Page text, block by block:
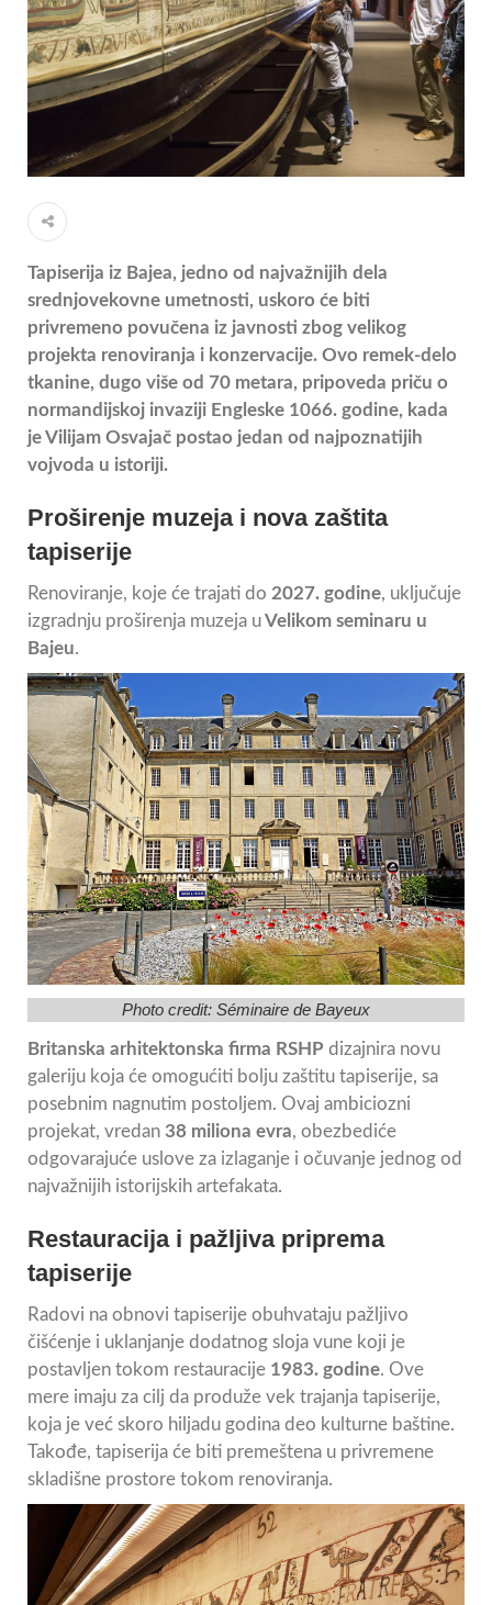
Tapiserija iz Bajea, jedno od najvažnijih dela
srednjovekovne umetnosti, uskoro će biti
privremeno povučena iz javnosti zbog velikog
projekta renoviranja i konzervacije. Ovo remek-delo
tkanine, dugo više od 70 metara, pripoveda priču o
normandijskoj invaziji Engleske 1066. godine, kada
je Vilijam Osvajač postao jedan od najpoznatijih
vojvoda u istoriji.
Proširenje muzeja i nova zaštita
tapiserije
Renoviranje, koje će trajati do 2027. godine, uključuje
izgradnju proširenja muzeja uVelikom seminaru u
Bajeu.
Photo credit: Séminaire de Bayeux
Britanska arhitektonska firma RSHP dizajnira novu
galeriju koja će omogućiti bolju zaštitu tapiserije, sa
posebnim nagnutim postoljem. Ovaj ambiciozni
projekat, vredan 38 miliona evra, obezbediće
odgovarajuće uslove za izlaganje i očuvanje jednog od
najvažnijih istorijskih artefakata.
Restauracija i pažljiva priprema
tapiserije
Radovi na obnovi tapiserije obuhvataju pažljivo
čišćenje i uklanjanje dodatnog sloja vune koji je
postavljen tokom restauracije 1983. godine. Ove
mere imaju za cilj da produže vek trajanja tapiserije,
koja je već skoro hiljadu godina deo kulturne baštine.
Takođe, tapiserija će biti premeštena u privremene
skladišne prostore tokom renoviranja.